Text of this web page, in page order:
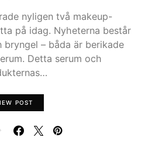
nyligen två makeup-
på idag. Nyheterna består
bryngel – båda är berikade
Detta serum och
POST